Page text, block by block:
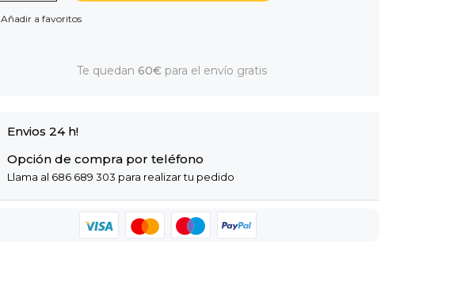
Añadir a favoritos
Te quedan 60€para el envío gratis
Envios 24 h!
Opción de compra por teléfono
Llama al 686 689 303 para realizar tu pedido